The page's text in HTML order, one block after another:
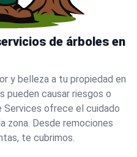
de árboles en
y belleza a tu propiedad en
pueden causar riesgos o
Services ofrece el cuidado
zona. Desde remociones
te cubrimos.